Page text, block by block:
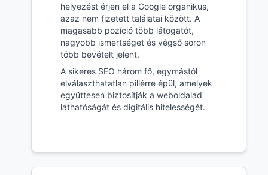
helyezést érjen el a Google organikus,
azaz nem fizetett találatai között. A
magasabb pozíció több látogatót,
nagyobb ismertséget és végső soron
több bevételt jelent.
A sikeres SEO három fő, egymástól
elválaszthatatlan pillérre épül, amelyek
együttesen biztosítják a weboldalad
láthatóságát és digitális hitelességét.